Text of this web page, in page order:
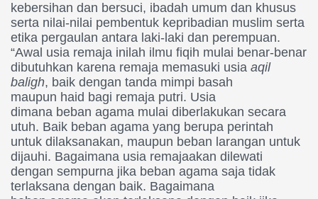
kebersihan dan bersuci, ibadah umum dan khusus
serta nilai-nilai pembentuk kepribadian muslim serta
etika pergaulan antara laki-laki dan perempuan.
“Awal usia remaja inilah ilmu fiqih mulai benar-benar
dibutuhkan karena remaja memasuki usia aqil
baligh, baik dengan tanda mimpi basah
maupun haid bagi remaja putri. Usia
dimana beban agama mulai diberlakukan secara
utuh. Baik beban agama yang berupa perintah
untuk dilaksanakan, maupun beban larangan untuk
dijauhi. Bagaimana usia remajaakan dilewati
dengan sempurna jika beban agama saja tidak
terlaksana dengan baik. Bagaimana